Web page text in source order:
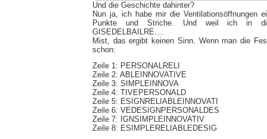
Und die Geschichte dahinter?
Nun ja, ich habe mir die Ventilationsöffnungen
Punkte und Striche. Und weil ich in
GISEDELBAILRE....
Mist, das ergibt keinen Sinn. Wenn man die
schon:
Zeile 1: PERSONALRELI
Zeile 2: ABLEINNOVATIVE
Zeile 3: SIMPLEINNOVA
Zeile 4: TIVEPERSONALD
Zeile 5: ESIGNRELIABLEINNOVATI
Zeile 6: VEDESIGNPERSONALDES
Zeile 7: IGNSIMPLEINNOVATIV
Zeile 8: ESIMPLERELIABLEDESIG